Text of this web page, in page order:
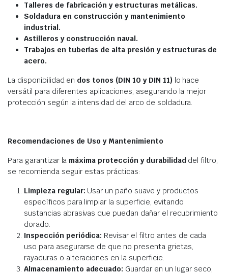
Talleres de fabricación y estructuras metálicas.
Soldadura en construcción y mantenimiento
industrial.
Astilleros y construcción naval.
Trabajos en tuberías de alta presión y estructuras de
acero.
La disponibilidad en dos tonos (DIN 10 y DIN 11) lo hace
versátil para diferentes aplicaciones, asegurando la mejor
protección según la intensidad del arco de soldadura.
Recomendaciones de Uso y Mantenimiento
Para garantizar la máxima protección y durabilidaddel filtro,
se recomienda seguir estas prácticas:
Limpieza regular: Usar un paño suave y productos
específicos para limpiar la superficie, evitando
sustancias abrasivas que puedan dañar el recubrimiento
dorado.
Inspección periódica: Revisar el filtro antes de cada
uso para asegurarse de que no presenta grietas,
rayaduras o alteraciones en la superficie.
Almacenamiento adecuado: Guardar en un lugar seco,